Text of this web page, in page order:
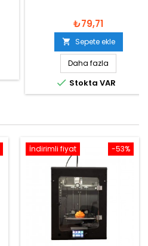
₺79,71
 Sepete ekle
Daha fazla
 Stokta VAR
-53%
İndirimli fiyat